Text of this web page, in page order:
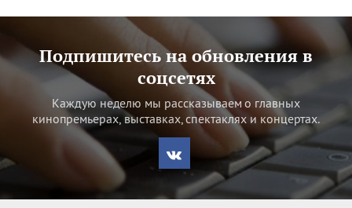
Подпишитесь на обновления в
соцсетях
Каждую неделю мы рассказываем о главных
кинопремьерах, выставках, спектаклях и концертах.